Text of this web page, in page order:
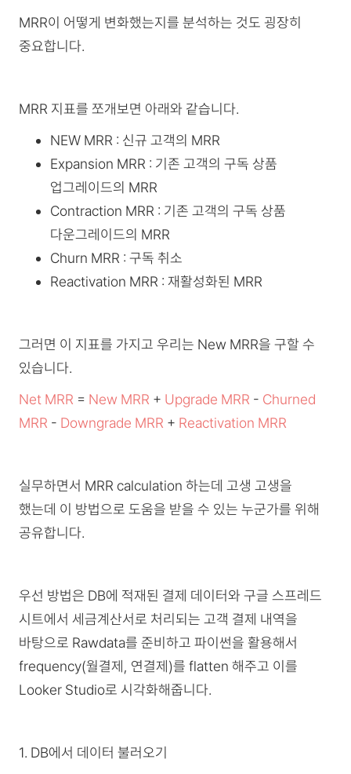
MRR이 어떻게 변화했는지를 분석하는 것도 굉장히
중요합니다.
MRR 지표를 쪼개보면 아래와 같습니다.
NEW MRR : 신규 고객의 MRR
Expansion MRR : 기존 고객의 구독 상품
업그레이드의 MRR
Contraction MRR : 기존 고객의 구독 상품
다운그레이드의 MRR
Churn MRR : 구독 취소
Reactivation MRR : 재활성화된 MRR
그러면 이 지표를 가지고 우리는 New MRR을 구할 수
있습니다.
Net MRR = New MRR + Upgrade MRR - Churned
MRR - Downgrade MRR + Reactivation MRR
실무하면서 MRR calculation 하는데 고생 고생을
했는데 이 방법으로 도움을 받을 수 있는 누군가를 위해
공유합니다.
우선 방법은 DB에 적재된 결제 데이터와 구글 스프레드
시트에서 세금계산서로 처리되는 고객 결제 내역을
바탕으로 Rawdata를 준비하고 파이썬을 활용해서
frequency(월결제, 연결제)를 flatten 해주고 이를
Looker Studio로 시각화해줍니다.
1. DB에서 데이터 불러오기